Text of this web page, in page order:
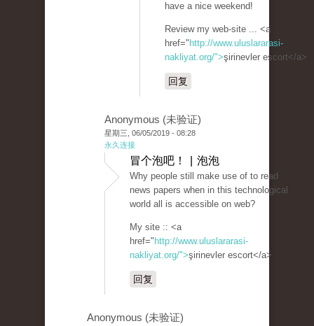
have a nice weekend!
Review my web-site ... <a
href=" http://www.uluslararasi-
nakliyat.org/">şirinevler escort</a>
回复
Anonymous (未验证)
星期三, 06/05/2019 - 08:28
永久连接
冒个泡吧！ | 泡泡
Why people still make use of to read
news papers when in this technological
world all is accessible on web?
My site :: <a
href=" http://www.uluslararasi-
nakliyat.org/">şirinevler escort</a>
回复
Anonymous (未验证)